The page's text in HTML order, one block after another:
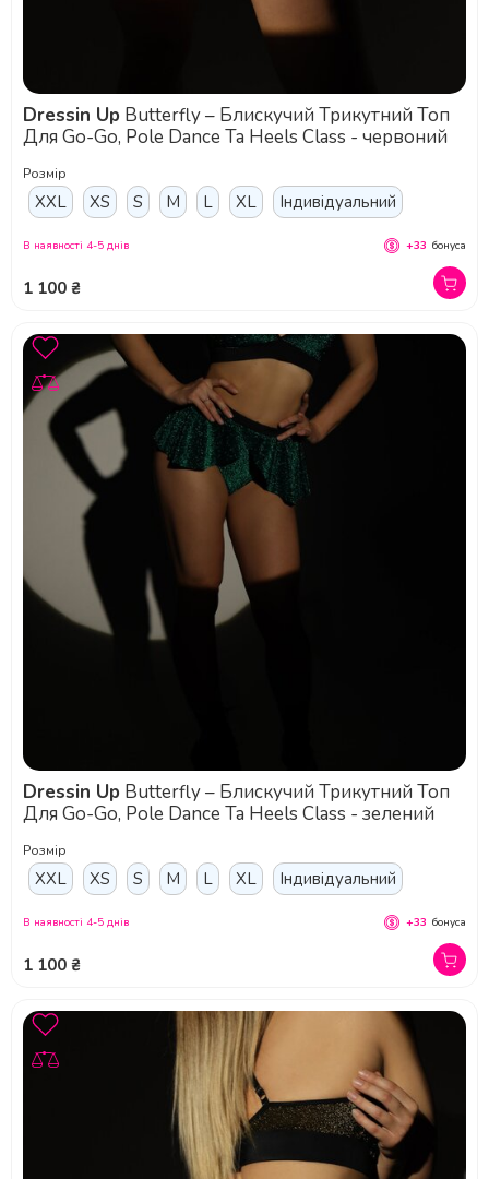
Dressin Up
Для Go-Go, Pole Dance Та Heels Class - червоний
Розмір
XXL XS S M L XL Індивідуальний
1 100 ₴
В наявності 4-5 днів +33 бонуса
Dressin Up
Для Go-Go, Pole Dance Та Heels Class - зелений
Розмір
XXL XS S M L XL Індивідуальний
1 100 ₴
В наявності 4-5 днів +33 бонуса